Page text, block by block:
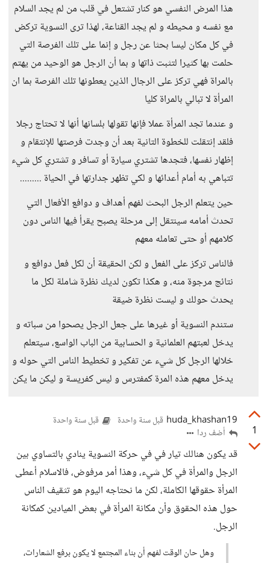
هذا المرض النفسي هو كنار تشتعل في قلب من لم يجد السلام
مع نفسه و محيطه و لم يجد القناعة، لهذا ترى النسوية تركض
في كل مكان ليسا بحثا عن رجل و إنما على تلك الفرصة التي
حلمت بها كثيرا لتثبت ذاتها و بما أن الرجل هو الوحيد من يهتم
بالمراة فهي تركز على الرجال الذين يعطونها تلك الفرصة بما ان
المرأة لا تبالي بالمراة كليا
و عندما تجد المرأة عملا فإنها تقولها بلسانها أنها لا تحتاج رجلا
فلقد إنتقلت للخطوة التانية بعد أن وجدت فرصتها للإنتقام و
إظهار نفسها، فتجدها تشتري سيارة أو تسافر و تشتري كل شيء
تتباهي به أمام أعدائها و لكي تظهر جدارتها في الحياة .........
حين يتعلم الرجل البحث لفهم أهداف و دوافع الأفعال التي
تحدث أمامه سينتقل إلى مرحلة يصبح يقرأ فيها الناس دون
كلامهم أو حتى تعامله معهم
فالناس تركز على الفعل و لكن الحقيقة أن لكل فعل دوافع و
نتائج مرجوة منه، و هكذا تكون لديك نظرة شاملة لكل ما
يحدث حولك و ليست نظرة ضيقة
ستندم النسوية أو غيرها على جعل الرجل يصحوا من سباته و
يدخل لعبتهم العلمانية و الحسابية من الباب الواسع، سيتعلم
خلالها الرجل كل شيء عن تفكير و تخطيط الناس التي حوله و
يدخل معهم هذه المرة كمفترس و ليس كفريسة و ليكن ما يكن
1
huda_khashan19 قبل سنة واحدة قبل سنة واحدة
أضف ردا
قد يكون هنالك تيار في في حركة النسوية ينادي بالتساوي بين
الرجل والمرأة في كل شيء، وهذا أمر مرفوض، فالاسلام أعطى
المرأة حقوقها الكاملة، لكن ما نحتاجه اليوم هو تثقيف الناس
حول هذه الحقوق وأن مكانة المرأة في بعض الميادين كمكانة
الرجل.
وهل حان الوقت لفهم أن بناء المجتمع لا يكون برفع الشعارات،